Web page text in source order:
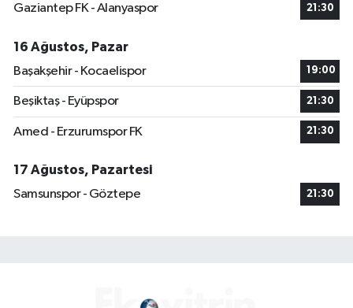
Gaziantep FK - Alanyaspor 21:30
16 Ağustos, Pazar
Başakşehir - Kocaelispor
19:00
Beşiktaş - Eyüpspor 21:30
Amed - Erzurumspor FK 21:30
17 Ağustos, Pazartesi
Samsunspor - Göztepe
21:30